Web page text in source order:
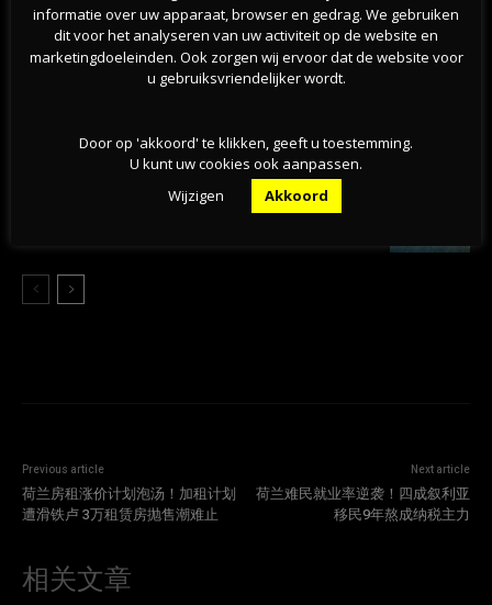
06-08-2026
荷兰林堡森林火灾扩大至百公顷，250名消防员连夜
荷兰天然泳区水质恶化，超百处游泳地点发布健康
Previous article
荷兰房租涨价计划泡汤！加租计划
遭滑铁卢 3万租赁房抛售潮难止
Next article
荷兰难民就业率逆袭！四成叙利亚
移民9年熬成纳税主力
相关文章
informatie over uw apparaat, browser en gedrag. We gebruiken
dit voor het analyseren van uw activiteit op de website en
marketingdoeleinden. Ook zorgen wij ervoor dat de website voor
u gebruiksvriendelijker wordt.
Door op 'akkoord' te klikken, geeft u toestemming.
U kunt uw cookies ook aanpassen.
Wijzigen
Akkoord